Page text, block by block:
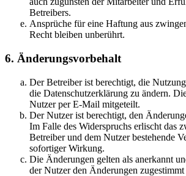
Betreibers.
Ansprüche für eine Haftung aus
Recht bleiben unberührt.
6. Änderungsvorbehalt
Der Betreiber ist berechtigt, die
die Datenschutzerklärung zu ändern.
Nutzer per E-Mail mitgeteilt.
Der Nutzer ist berechtigt, den
Im Falle des Widerspruchs erlischt das
Betreiber und dem Nutzer bestehende
sofortiger Wirkung.
Die Änderungen gelten als anerkannt
der Nutzer den Änderungen zugestimmt